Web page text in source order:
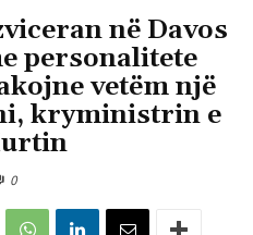
në Davos
personalitete
vetëm një
kryministrin e
0